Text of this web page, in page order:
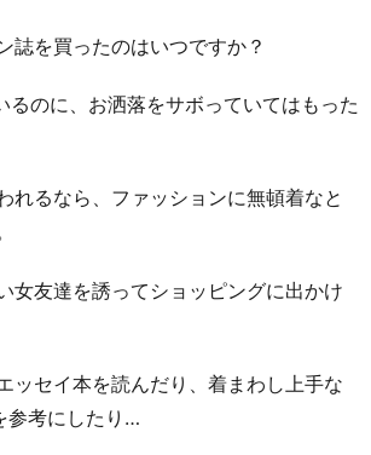
誌を買ったのはいつですか？
のに、お洒落をサボっていてはもった
れるなら、ファッションに無頓着なと
女友達を誘ってショッピングに出かけ
ッセイ本を読んだり、着まわし上手な
参考にしたり…